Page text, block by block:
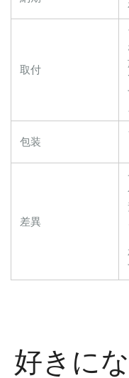
取付
包装
差異
好きに